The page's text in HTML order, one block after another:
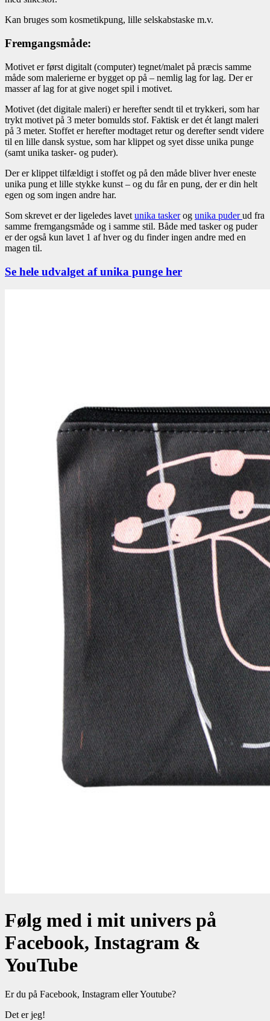
Kan bruges som kosmetikpung, lille selskabstaske m.v.
Fremgangsmåde:
Motivet er først digitalt (computer) tegnet/malet på præcis samme
måde som malerierne er bygget op på – nemlig lag for lag. Der er
masser af lag for at give noget spil i motivet.
Motivet (det digitale maleri) er herefter sendt til et trykkeri, som har
trykt motivet på 3 meter bomulds stof. Faktisk er det ét langt maleri
på 3 meter. Stoffet er herefter modtaget retur og derefter sendt videre
til en lille dansk systue, som har klippet og syet disse unika punge
(samt unika tasker- og puder).
Der er klippet tilfældigt i stoffet og på den måde bliver hver eneste
unika pung et lille stykke kunst – og du får en pung, der er din helt
egen og som ingen andre har.
Som skrevet er der ligeledes lavet unika taskerog unika puderud fra
samme fremgangsmåde og i samme stil. Både med tasker og puder
er der også kun lavet 1 af hver og du finder ingen andre med en
magen til.
Se hele udvalget af unika punge her
Følg med i mit univers på
Facebook, Instagram &
YouTube
Er du på Facebook, Instagram eller Youtube?
Det er jeg!